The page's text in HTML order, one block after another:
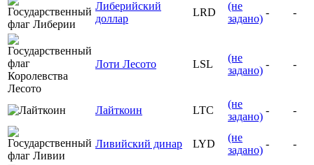
Либерийский
доллар
LRD
(не
задано)
- -
Лоти Лесото LSL
(не
задано)
- -
Лайткоин LTC
(не
задано)
- -
Ливийский динар LYD
(не
задано)
- -